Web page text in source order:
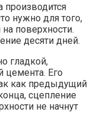
нужно для того,
поверхности.
десяти дней.
гладкой,
цемента. Его
как предыдущий
сцепление
не начнут